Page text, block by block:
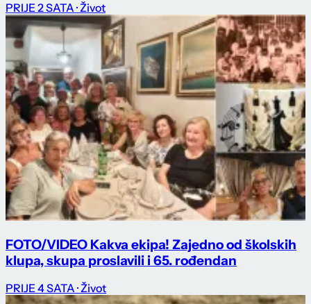
PRIJE 2 SATA · Život
FOTO/VIDEO Kakva ekipa! Zajedno od školskih
klupa, skupa proslavili i 65. rođendan
PRIJE 4 SATA · Život